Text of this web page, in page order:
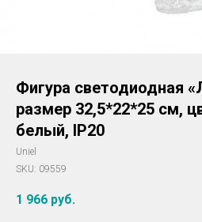
Фигура светодиодная
размер 32,5*22*25 см,
белый, IP20
Uniel
SKU: 09559
1 966 руб.